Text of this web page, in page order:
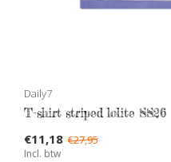
Daily7
T-shirt striped lolite SS26
€11,18 €27,95
Incl. btw